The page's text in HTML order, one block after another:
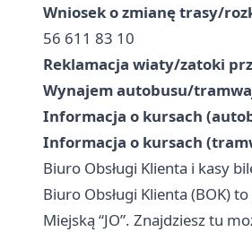
Wniosek o zmianę trasy/
56 611 83 10
Reklamacja wiaty/zatoki
Wynajem autobusu/
Informacja o kursach
Informacja o kursach
Biuro Obsługi Klienta i kasy
Biuro Obsługi Klienta (BOK)
Miejską “JO”. Znajdziesz tu